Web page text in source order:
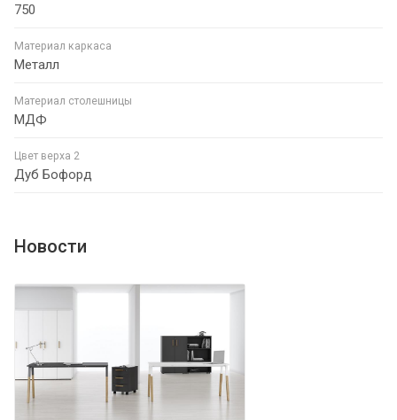
750
Материал каркаса
Металл
Материал столешницы
МДФ
Цвет верха 2
Дуб Бофорд
Новости